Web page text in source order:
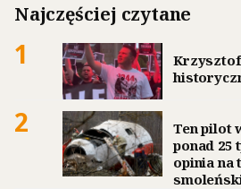
Najczęściej czytane
1
Krzysztof
2
Ten pilot
ponad 25
opinia na